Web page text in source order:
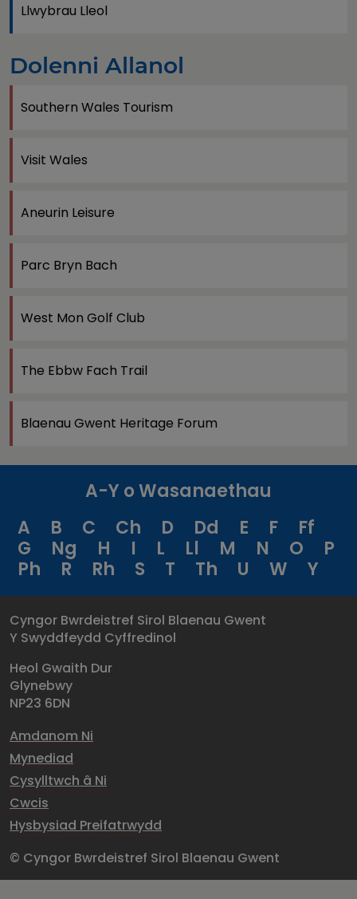
Llwybrau Lleol
Dolenni Allanol
Southern Wales Tourism
Visit Wales
Aneurin Leisure
Parc Bryn Bach
West Mon Golf Club
The Ebbw Fach Trail
Blaenau Gwent Heritage Forum
A-Y o Wasanaethau
A
B C Ch D Dd E F
Ff
G
Ng H I L Ll M N O
P
Ph
R Rh S T Th U W Y
Cyngor Bwrdeistref Sirol Blaenau Gwent
Y Swyddfeydd Cyffredinol
Heol Gwaith Dur
Glynebwy
NP23 6DN
Amdanom Ni
Mynediad
Cysylltwch â Ni
Cwcis
Hysbysiad Preifatrwydd
© Cyngor Bwrdeistref Sirol Blaenau Gwent